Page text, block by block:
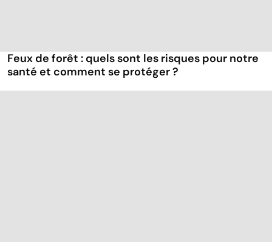
Feux de forêt : quels sont les risques pour notre
santé et comment se protéger ?